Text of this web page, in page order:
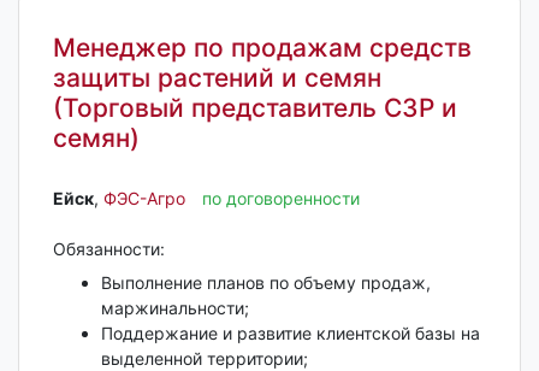
Менеджер по продажам средств
защиты растений и семян
(Торговый представитель СЗР и
семян)
Ейск‎, ФЭС-Агро по договоренности
Обязанности:
Выполнение планов по объему продаж,
маржинальности;
Поддержание и развитие клиентской базы на
выделенной территории;